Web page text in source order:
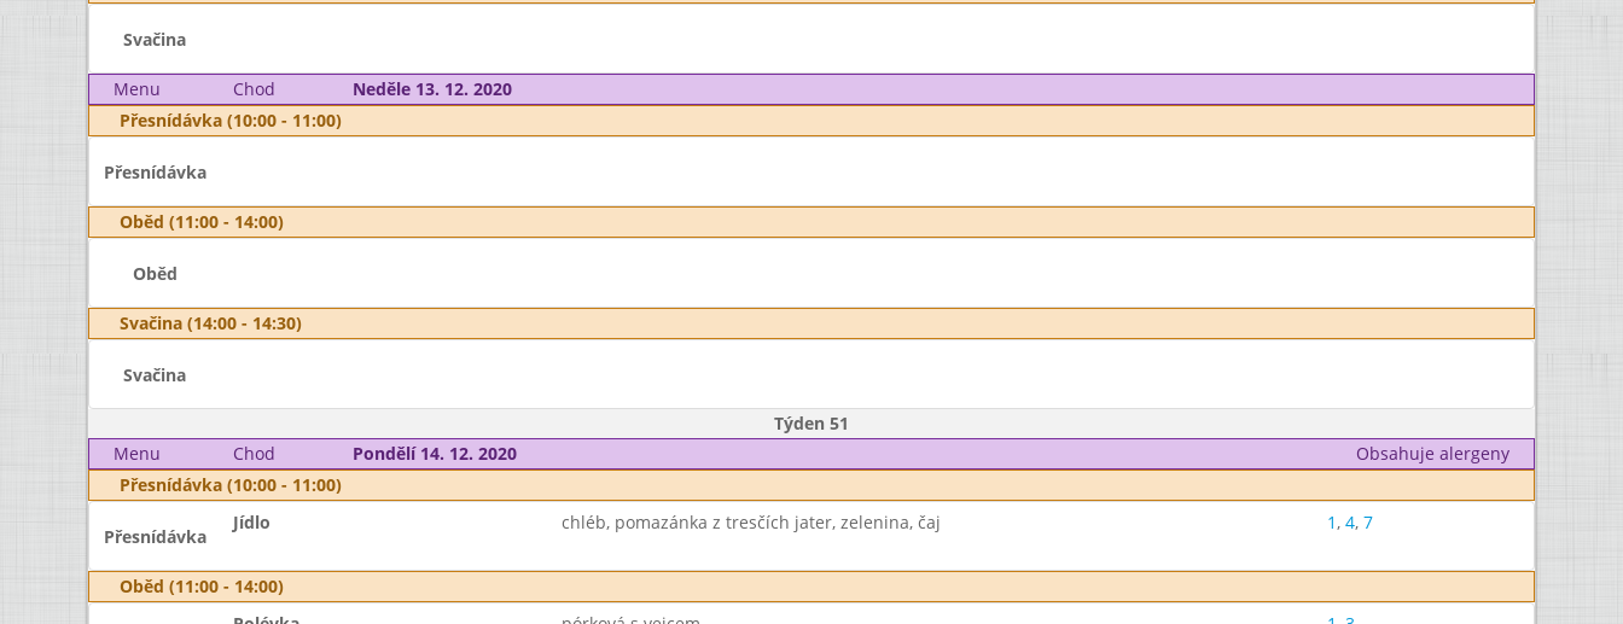
Svačina
Menu Chod
Neděle 13. 12. 2020
Přesnídávka (10:00 - 11:00)
Přesnídávka
Oběd (11:00 - 14:00)
Oběd
Svačina (14:00 - 14:30)
Svačina
Týden 51
Menu
Chod Pondělí 14. 12. 2020
Obsahuje alergeny
Přesnídávka (10:00 - 11:00)
Přesnídávka
Jídlo chléb, pomazánka z tresčích jater, zelenina, čaj 1, 4, 7
Oběd (11:00 - 14:00)